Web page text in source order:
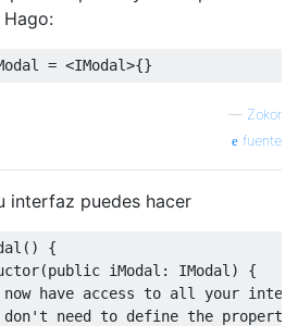
= <IModal>{}
— Zokor
fuente
interfaz puedes hacer
()
{
(public iModal : IModal )
{
now have access to all your
don't need to define the